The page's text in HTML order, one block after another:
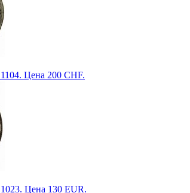
Цена 200 CHF.
Цена 130 EUR.